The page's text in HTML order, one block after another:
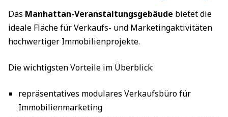
Das Manhattan-Veranstaltungsgebäude bietet die
ideale Fläche für Verkaufs- und Marketingaktivitäten
hochwertiger Immobilienprojekte.
Die wichtigsten Vorteile im Überblick:
repräsentatives modulares Verkaufsbüro für
Immobilienmarketing